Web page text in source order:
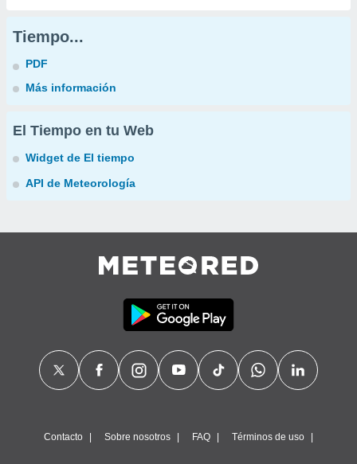
Tiempo...
PDF
Más información
El Tiempo en tu Web
Widget de El tiempo
API de Meteorología
Contacto Sobre nosotros FAQ Términos de uso